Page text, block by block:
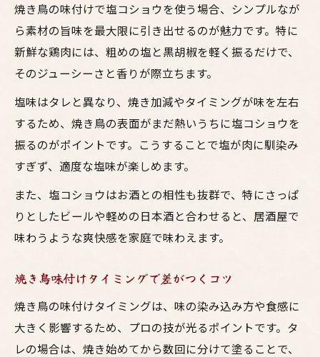
焼き鳥の味付けで塩コショウを使う場合、シンプルなが
ら素材の旨味を最大限に引き出せるのが魅力です。特に
新鮮な鶏肉には、粗めの塩と黒胡椒を軽く振るだけで、
そのジューシーさと香りが際立ちます。
塩味はタレと異なり、焼き加減やタイミングが味を左右
するため、焼き鳥の表面がまだ熱いうちに塩コショウを
振るのがポイントです。こうすることで塩が肉に馴染み
すぎず、適度な塩味が楽しめます。
また、塩コショウはお酒との相性も抜群で、特にさっぱ
りとしたビールや軽めの日本酒と合わせると、居酒屋で
味わうような爽快感を家庭で味わえます。
焼き鳥味付けタイミングで差がつくコツ
焼き鳥の味付けタイミングは、味の染み込み方や食感に
大きく影響するため、プロの技が光るポイントです。タ
レの場合は、焼き始めてから数回に分けて塗ることで、